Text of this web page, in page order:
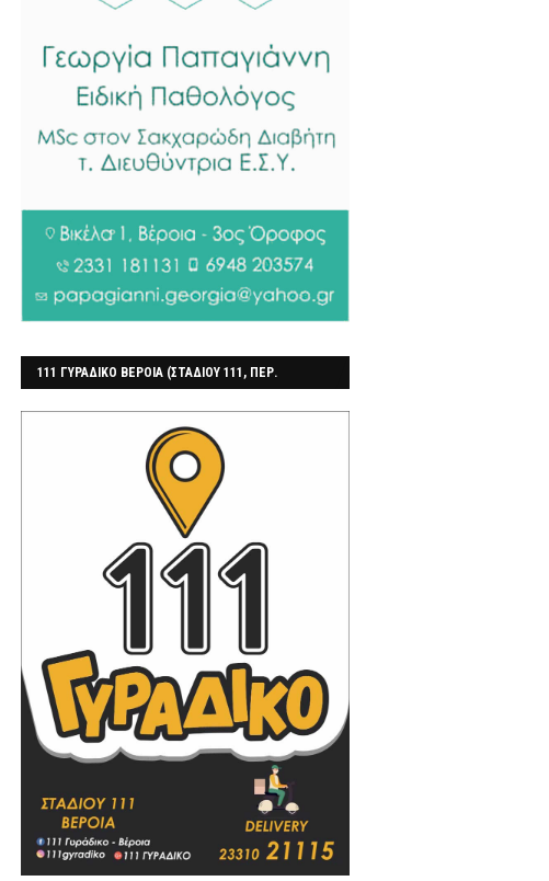
111 ΓΥΡΑΔΙΚΟ ΒΕΡΟΙΑ (ΣΤΑΔΙΟΥ 111, ΠΕΡ.